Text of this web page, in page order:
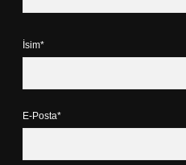
İsim*
E-Posta*